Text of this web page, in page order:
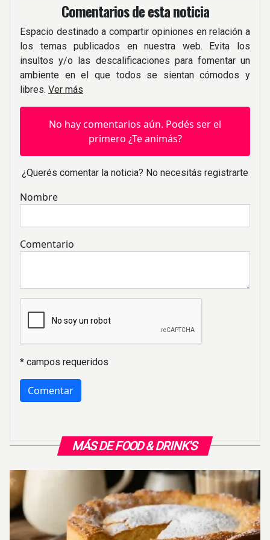
MÁS DE FOOD & DRINK'S
Comentarios de esta noticia
Espacio destinado a compartir opiniones en relación a
los temas publicados en nuestra web. Evita los
insultos y/o las descalificaciones para fomentar un
ambiente en el que todos se sientan cómodos y
libres. Ver más
No hay comentarios aún. Podés ser el
primero ¿Te animás?
¿Querés comentar la noticia? No necesitás registrarte
Nombre
Comentario
* campos requeridos